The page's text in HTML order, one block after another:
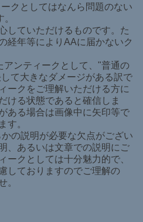
としてはなんら問題のない
していただけるものです。た
経年等によりAAに届かないク
ンティークとして、"普通の
て大きなダメージがある訳で
ークをご理解いただける方に
ける状態であると確信しま
ある場合は画像中に矢印等で
す。
説明が必要な欠点がござい
、あるいは文章での説明にご
ークとしては十分魅力的で、
しておりますのでご理解の
。